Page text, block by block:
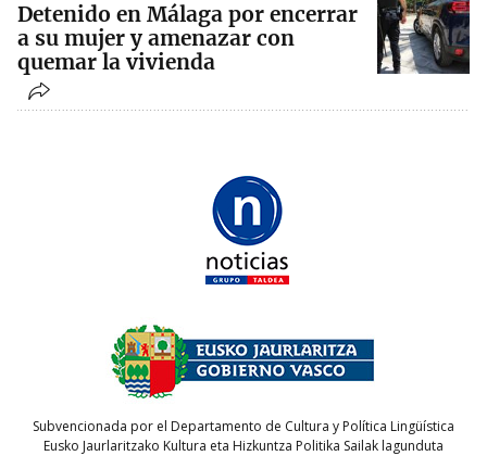
Detenido en Málaga por encerrar
a su mujer y amenazar con
quemar la vivienda
Subvencionada por el Departamento de Cultura y Política Lingüística
Eusko Jaurlaritzako Kultura eta Hizkuntza Politika Sailak lagunduta